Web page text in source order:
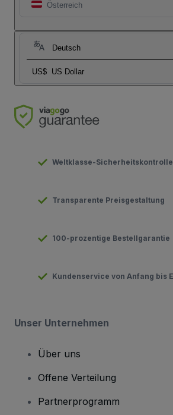
Österreich
Deutsch
US$ US Dollar
Weltklasse-
Transparente Preisgestaltung
100-prozentige Bestellgarantie
Kundenservice von Anfang bis
Unser Unternehmen
Über uns
Offene Verteilung
Partnerprogramm